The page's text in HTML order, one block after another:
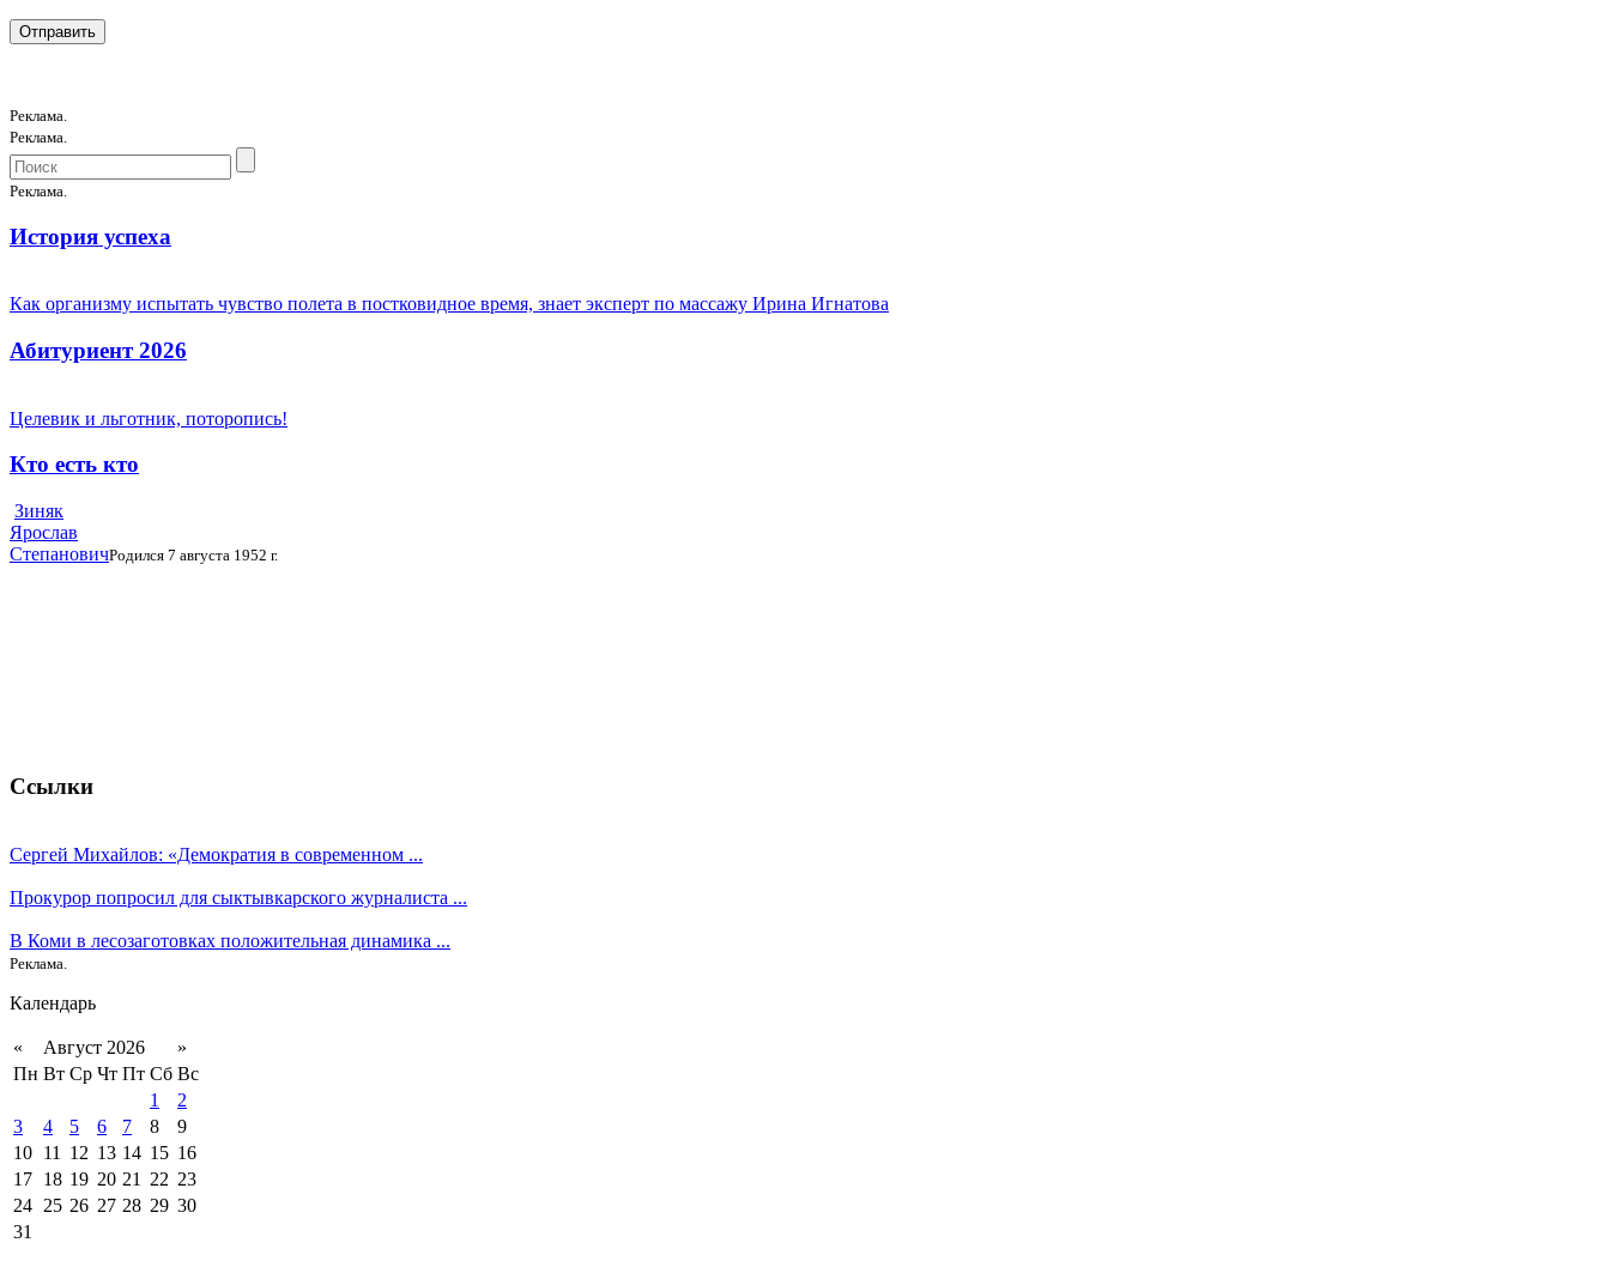
Реклама.
Реклама.
Реклама.
История успеха
Как организму испытать чувство полета в постковидное время, знает эксперт по массажу Ирина Игнатова
Абитуриент 2026
Целевик и льготник, поторопись!
Кто есть кто
Зиняк
Ярослав
СтепановичРодился 7 августа 1952 г.
Ссылки
Сергей Михайлов: «Демократия в современном ...
Прокурор попросил для сыктывкарского журналиста ...
В Коми в лесозаготовках положительная динамика ...
Реклама.
Календарь
« Август 2026
»
Пн Вт Ср Чт Пт Сб Вс
1
2
3
4 5 6 7 8
9
10 11 12 13 14 15 16
17 18 19 20 21 22 23
24 25 26 27 28 29 30
31